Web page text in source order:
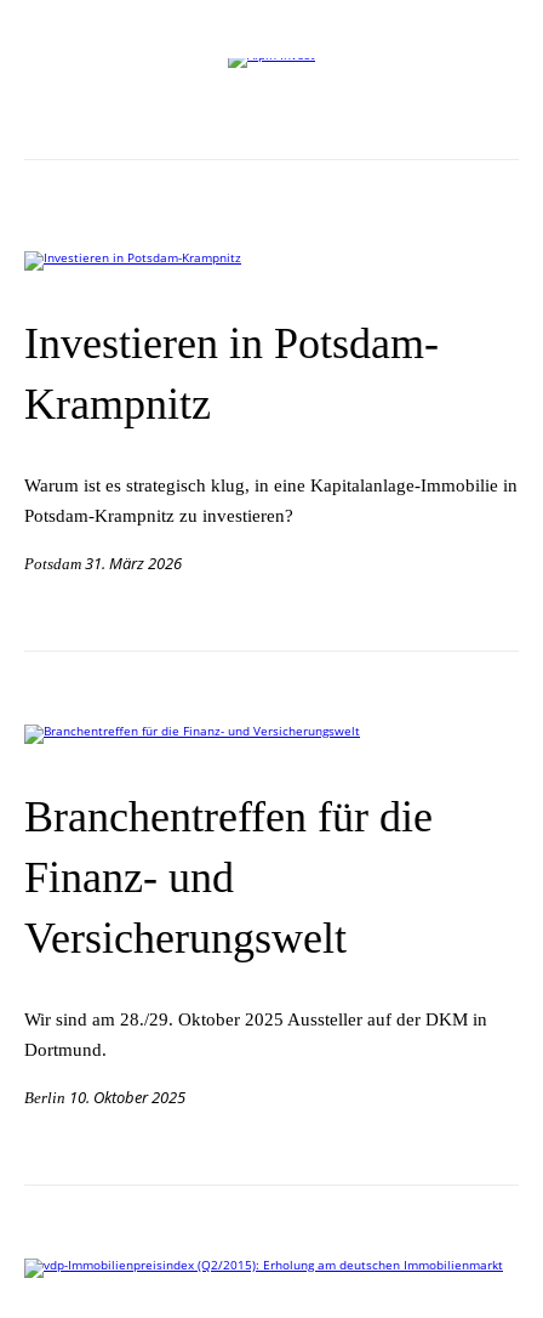
Investieren in Potsdam-
Krampnitz
War­um ist es stra­te­gisch klug, in eine Ka­pi­tal­an­la­ge-Im­mo­bi­lie in
Potsdam‑Krampnitz zu investieren?
Potsdam 31. März 2026
Branchentreffen für die
Finanz- und
Versicherungswelt
Wir sind am 28./29. Ok­to­ber 2025 Aus­stel­ler auf der DKM in
Dortmund.
Berlin 10. Oktober 2025